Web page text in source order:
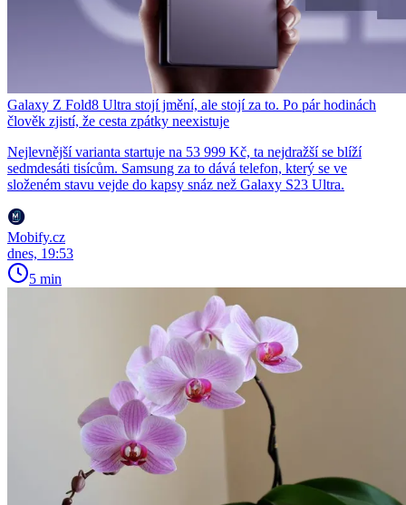
Galaxy Z Fold8 Ultra stojí jmění, ale stojí za to. Po pár hodinách
člověk zjistí, že cesta zpátky neexistuje
Nejlevnější varianta startuje na 53 999 Kč, ta nejdražší se blíží
sedmdesáti tisícům. Samsung za to dává telefon, který se ve
složeném stavu vejde do kapsy snáz než Galaxy S23 Ultra.
Mobify.cz
dnes, 19:53
5 min